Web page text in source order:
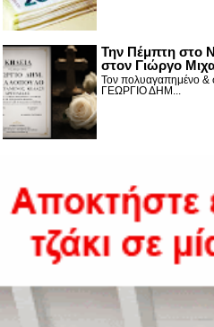
Την Πέμπτη στο
στον Γιώργο
Τον πολυαγαπημένο &
ΓΕΩΡΓΙΟ ΔΗΜ...